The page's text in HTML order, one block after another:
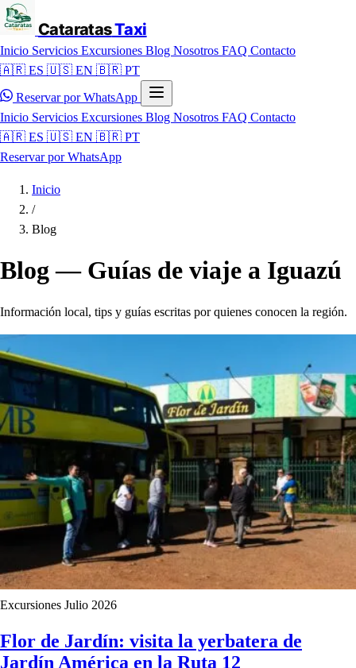
CataratasTaxi
Inicio Servicios Excursiones Blog Nosotros FAQ Contacto
🇦🇷 ES 🇺🇸 EN 🇧🇷 PT
Reservar por WhatsApp
Inicio Servicios Excursiones Blog Nosotros FAQ Contacto
🇦🇷 ES 🇺🇸 EN 🇧🇷 PT
Reservar por WhatsApp
Inicio
/
Blog
Blog — Guías de viaje a Iguazú
Información local, tips y guías escritas por quienes conocen la región.
Excursiones Julio 2026
Flor de Jardín: visita la yerbatera de
Jardín América en la Ruta 12